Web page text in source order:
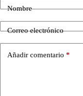
Nombre
Correo electrónico
Añadir comentario *